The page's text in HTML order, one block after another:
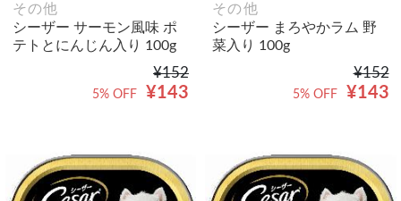
その他
シーザー サーモン風味 ポ
テトとにんじん入り 100g
¥152
¥143
5% OFF
その他
シーザー まろやかラム 野
菜入り 100g
¥152
¥143
5% OFF